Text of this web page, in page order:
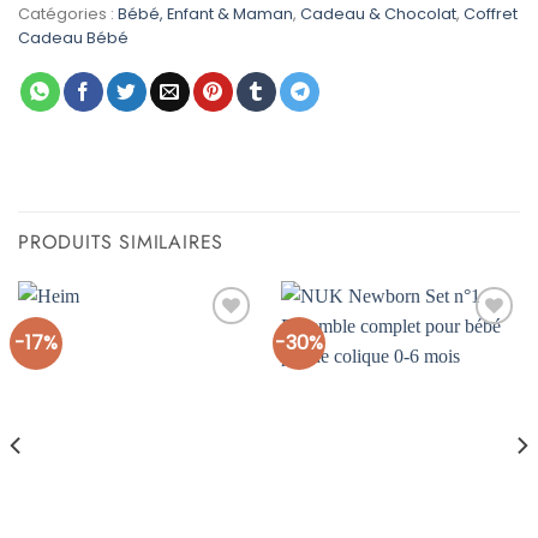
était : est :
Catégories : Bébé, Enfant & Maman, Cadeau & Chocolat, Coffret
Cadeau Bébé
PRODUITS SIMILAIRES
-17% -30%